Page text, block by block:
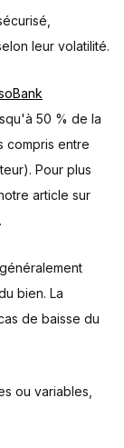
leur volatilité.
50 % de la
compris entre
Pour plus
article sur
.
bien. La
de baisse du
ou variables,